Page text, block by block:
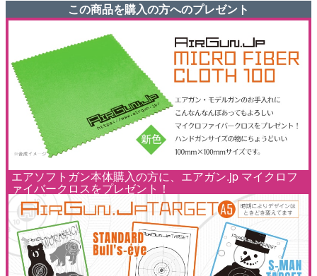
この商品を購入の方へのプレゼント
エアソフトガン本体購入の方に、エアガン.jp マイクロフ
ァイバークロスをプレゼント！